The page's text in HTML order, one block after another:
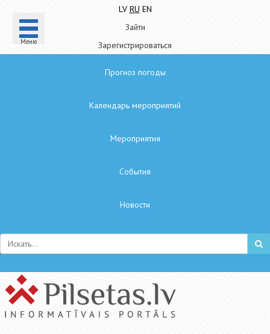
Mеню
LV RU EN
Зайти
Зарегистрироваться
Прогноз погоды
Календарь мероприятий
Мероприятия
Cобытия
Hовости